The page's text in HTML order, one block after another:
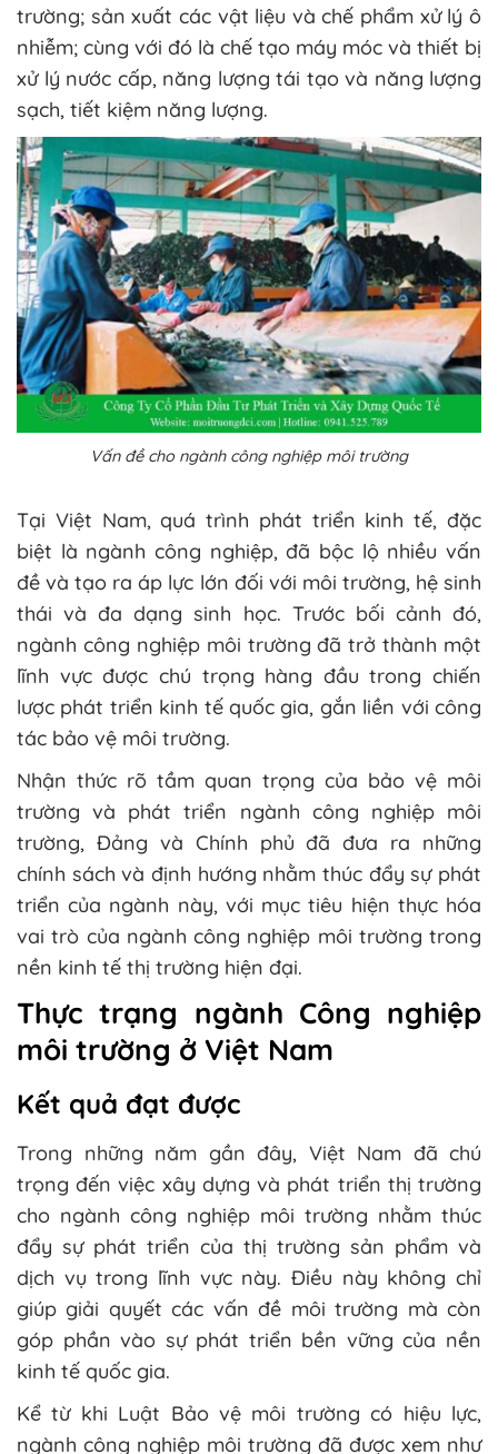
trường; sản xuất các vật liệu và chế phẩm xử lý ô
nhiễm; cùng với đó là chế tạo máy móc và thiết bị
xử lý nước cấp, năng lượng tái tạo và năng lượng
sạch, tiết kiệm năng lượng.
Vấn đề cho ngành công nghiệp môi trường
Tại Việt Nam, quá trình phát triển kinh tế, đặc
biệt là ngành công nghiệp, đã bộc lộ nhiều vấn
đề và tạo ra áp lực lớn đối với môi trường, hệ sinh
thái và đa dạng sinh học. Trước bối cảnh đó,
ngành công nghiệp môi trường đã trở thành một
lĩnh vực được chú trọng hàng đầu trong chiến
lược phát triển kinh tế quốc gia, gắn liền với công
tác bảo vệ môi trường.
Nhận thức rõ tầm quan trọng của bảo vệ môi
trường và phát triển ngành công nghiệp môi
trường, Đảng và Chính phủ đã đưa ra những
chính sách và định hướng nhằm thúc đẩy sự phát
triển của ngành này, với mục tiêu hiện thực hóa
vai trò của ngành công nghiệp môi trường trong
nền kinh tế thị trường hiện đại.
Thực trạng ngành Công nghiệp
môi trường ở Việt Nam
Kết quả đạt được
Trong những năm gần đây, Việt Nam đã chú
trọng đến việc xây dựng và phát triển thị trường
cho ngành công nghiệp môi trường nhằm thúc
đẩy sự phát triển của thị trường sản phẩm và
dịch vụ trong lĩnh vực này. Điều này không chỉ
giúp giải quyết các vấn đề môi trường mà còn
góp phần vào sự phát triển bền vững của nền
kinh tế quốc gia.
Kể từ khi Luật Bảo vệ môi trường có hiệu lực,
ngành công nghiệp môi trường đã được xem như